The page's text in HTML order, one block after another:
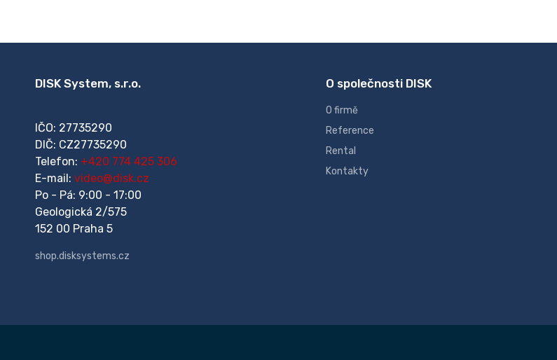
DISK System, s.r.o.
IČO: 27735290
DIČ: CZ27735290
Telefon: +420 774 425 306
E-mail: video@disk.cz
Po - Pá: 9:00 - 17:00
Geologická 2/575
152 00 Praha 5
shop.disksystems.cz
O společnosti DISK
O firmě
Reference
Rental
Kontakty